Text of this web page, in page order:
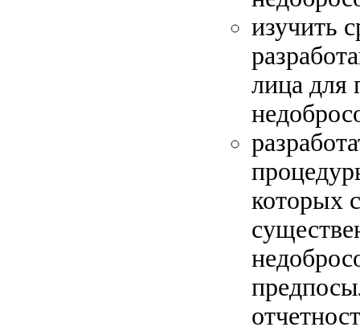
изучить
лица для
которых